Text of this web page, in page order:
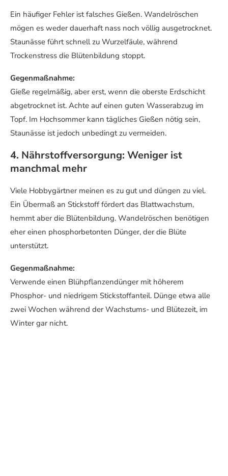
Ein häufiger Fehler ist falsches Gießen. Wandelröschen
mögen es weder dauerhaft nass noch völlig ausgetrocknet.
Staunässe führt schnell zu Wurzelfäule, während
Trockenstress die Blütenbildung stoppt.
Gegenmaßnahme:
Gieße regelmäßig, aber erst, wenn die oberste Erdschicht
abgetrocknet ist. Achte auf einen guten Wasserabzug im
Topf. Im Hochsommer kann tägliches Gießen nötig sein,
Staunässe ist jedoch unbedingt zu vermeiden.
4. Nährstoffversorgung: Weniger ist
manchmal mehr
Viele Hobbygärtner meinen es zu gut und düngen zu viel.
Ein Übermaß an Stickstoff fördert das Blattwachstum,
hemmt aber die Blütenbildung. Wandelröschen benötigen
eher einen phosphorbetonten Dünger, der die Blüte
unterstützt.
Gegenmaßnahme:
Verwende einen Blühpflanzendünger mit höherem
Phosphor- und niedrigem Stickstoffanteil. Dünge etwa alle
zwei Wochen während der Wachstums- und Blütezeit, im
Winter gar nicht.